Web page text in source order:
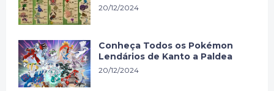
20/12/2024
Conheça Todos os Pokémon
Lendários de Kanto a Paldea
20/12/2024